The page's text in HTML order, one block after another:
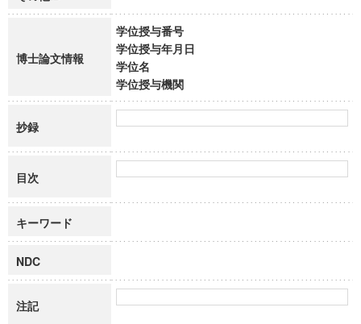
博士論文情報
学位授与番号
学位授与年月日
学位名
学位授与機関
抄録
目次
キーワード
NDC
注記